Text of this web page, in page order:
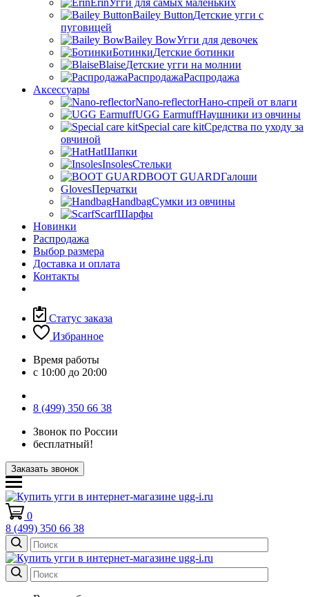
ErinУгги для самых маленьких
Bailey ButtonДетские угги с
пуговицей
Bailey BowУгги для девочек
БотинкиДетские ботинки
BlaiseДетские угги на молнии
РаспродажаРаспродажа
Аксессуары
Nano-reflectorНано-спрей от влаги
UGG EarmuffНаушники из овчины
Special care kitСредства по уходу за
овчиной
HatШапки
InsolesСтельки
BOOT GUARDГалоши
GlovesПерчатки
HandbagСумки из овчины
ScarfШарфы
Новинки
Распродажа
Выбор размера
Доставка и оплата
Контакты
Статус заказа
Избранное
Время работы
с 10:00 до 20:00
8 (499) 350 66 38
Звонок по России
бесплатный!
Заказать звонок
0
8 (499) 350 66 38